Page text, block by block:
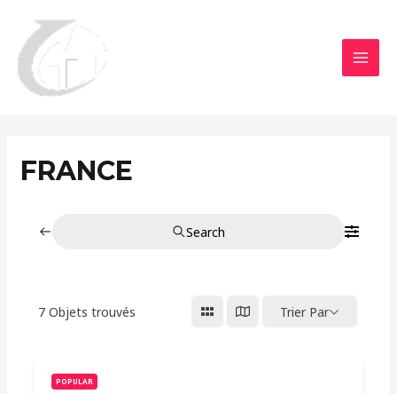
contenu
FRANCE
Search
7 Objets trouvés Trier Par
POPULAR